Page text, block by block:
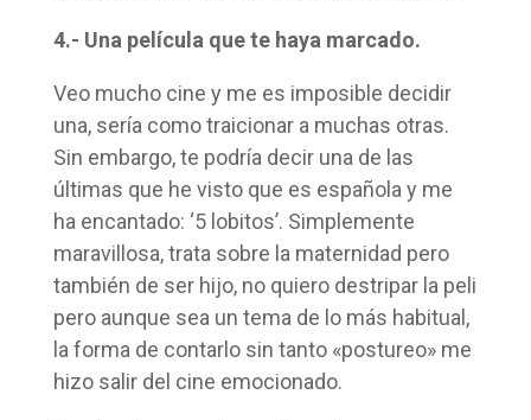
4.- Una película que te haya marcado.
Veo mucho cine y me es imposible decidir
una, sería como traicionar a muchas otras.
Sin embargo, te podría decir una de las
últimas que he visto que es española y me
ha encantado: ‘5 lobitos’. Simplemente
maravillosa, trata sobre la maternidad pero
también de ser hijo, no quiero destripar la peli
pero aunque sea un tema de lo más habitual,
la forma de contarlo sin tanto «postureo» me
hizo salir del cine emocionado.